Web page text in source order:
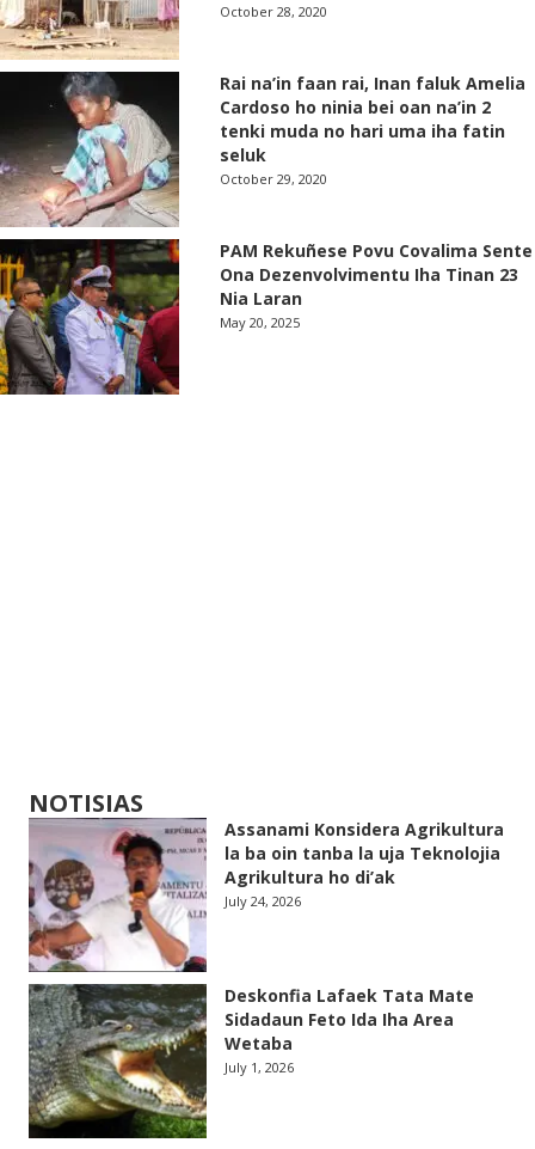
October 28, 2020
Rai na’in faan rai, Inan faluk Amelia
Cardoso ho ninia bei oan na’in 2
tenki muda no hari uma iha fatin
seluk
October 29, 2020
PAM Rekuñese Povu Covalima Sente
Ona Dezenvolvimentu Iha Tinan 23
Nia Laran
May 20, 2025
NOTISIAS
Assanami Konsidera Agrikultura
la ba oin tanba la uja Teknolojia
Agrikultura ho di’ak
July 24, 2026
Deskonfia Lafaek Tata Mate
Sidadaun Feto Ida Iha Area
Wetaba
July 1, 2026